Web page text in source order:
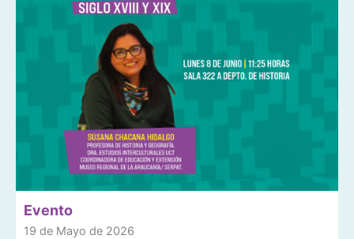
Evento
19 de Mayo de 2026